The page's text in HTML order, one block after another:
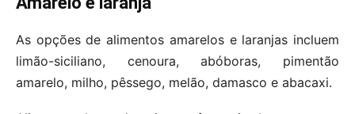
As opções de alimentos amarelos e laranjas incluem
limão-siciliano, cenoura, abóboras, pimentão
amarelo, milho, pêssego, melão, damasco e abacaxi.